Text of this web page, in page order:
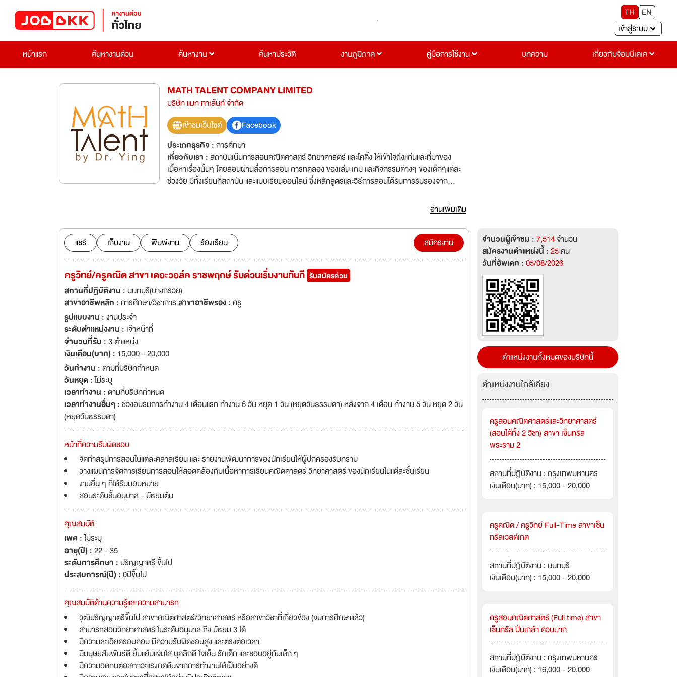
TH
EN
เข้าสู่ระบบ
หน้าแรก
ค้นหางานด่วน ค้นหางาน ค้นหาประวัติ งานภูมิภาค คู่มือการใช้งาน บทความ เกี่ยวกับจ๊อบบีเคเค
MATH TALENT COMPANY LIMITED
บริษัท แมท ทาเล้นท์ จำกัด
เข้าชมเว็บไซต์
Facebook
ประเภทธุรกิจ :การศึกษา
เกี่ยวกับเรา :สถาบันเน้นการสอนคณิตศาสตร์ วิทยาศาสตร์ และโคดิ้ง ให้เข้าใจถึงแก่นและที่มาของ
เนื้อหาเรื่องนั้นๆ โดยสอนผ่านสื่อการสอน การทดลอง ของเล่น เกม และกิจกรรมต่างๆ ของเด็กๆแต่ละ
ช่วงวัย มีทั้งเรียนที่สถาบัน และแบบเรียนออนไลน์ ซึ่งหลักสูตรและวิธีการสอนได้รับการรับรองจาก
อ่านเพิ่มเติม
แชร์ เก็บงาน พิมพ์งาน ร้องเรียน สมัครงาน
ครูวิทย์/ครูคณิต สาขา เดอะวอล์ค ราชพฤกษ์ รับด่วนเริ่มงานทันที รับสมัครด่วน
สถานที่ปฏิบัติงาน : นนทบุรี(บางกรวย)
สาขาอาชีพหลัก :การศึกษา/วิชาการสาขาอาชีพรอง :ครู
รูปแบบงาน :งานประจำ
ระดับตำแหน่งงาน : เจ้าหน้าที่
จำนวนที่รับ :3 ตำแหน่ง
เงินเดือน(บาท) : 15,000 - 20,000
วันทำงาน :ตามที่บริษัทกำหนด
วันหยุด :ไม่ระบุ
เวลาทำงาน :ตามที่บริษัทกำหนด
เวลาทำงานอื่นๆ :ช่วงอบรมการทำงาน 4 เดือนแรก ทำงาน 6 วัน หยุด 1 วัน (หยุดวันธรรมดา) หลังจาก 4 เดือน ทำงาน 5 วัน หยุด 2 วัน
(หยุดวันธรรมดา)
หน้าที่ความรับผิดชอบ
จัดทำสรุปการสอนในแต่ละคลาสเรียน และ รายงานพัฒนาการของนักเรียนให้ผู้ปกครองรับทราบ
วางแผนการจัดการเรียนการสอนให้สอดคล้องกับเนื้อหาการเรียนคณิตศาสตร์ วิทยาศาสตร์ ของนักเรียนในแต่ละชั้นเรียน
งานอื่น ๆ ที่ได้รับมอบหมาย
สอนระดับชั้นอนุบาล - มัธยมต้น
คุณสมบัติ
เพศ :ไม่ระบุ
อายุ(ปี) :22 - 35
ระดับการศึกษา :ปริญญาตรี ขึ้นไป
ประสบการณ์(ปี) :0ปีขึ้นไป
คุณสมบัติด้านความรู้และความสามารถ
วุฒิปริญญาตรีขึ้นไป สาขาคณิตศาสตร์/วิทยาศาสตร์ หรือสาขาวิชาที่เกี่ยวข้อง (จบการศึกษาแล้ว)
สามารถสอนวิทยาศาสตร์ ในระดับอนุบาล ถึง มัธยม 3 ได้
มีความละเอียดรอบคอบ มีความรับผิดชอบสูง และตรงต่อเวลา
มีมนุษยสัมพันธ์ดี ยิ้มแย้มแจ่มใส บุคลิกดี ใจเย็น รักเด็ก และชอบอยู่กับเด็ก ๆ
มีความอดทนต่อสภาวะแรงกดดันจากการทำงานได้เป็นอย่างดี
จำนวนผู้เข้าชม :7,514จำนวน
สมัครงานตำแหน่งนี้ :25คน
วันที่อัพเดท :05/08/2026
ตำแหน่งงานทั้งหมดของบริษัทนี้
ตำแหน่งงานใกล้เคียง
ครูสอนคณิตศาสตร์และวิทยาศาสตร์
(สอนได้ทั้ง 2 วิชา) สาขา เซ็นทรัล
พระราม 2
สถานที่ปฏิบัติงาน : กรุงเทพมหานคร
เงินเดือน(บาท) : 15,000 - 20,000
ครูคณิต / ครูวิทย์ Full-Time สาขาเซ็น
ทรัลเวสต์เกต
สถานที่ปฏิบัติงาน : นนทบุรี
เงินเดือน(บาท) : 15,000 - 20,000
ครูสอนคณิตศาสตร์ (Full time) สาขา
เซ็นทรัล ปิ่นเกล้า ด่วนมาก
สถานที่ปฏิบัติงาน : กรุงเทพมหานคร
เงินเดือน(บาท) : 16,000 - 20,000